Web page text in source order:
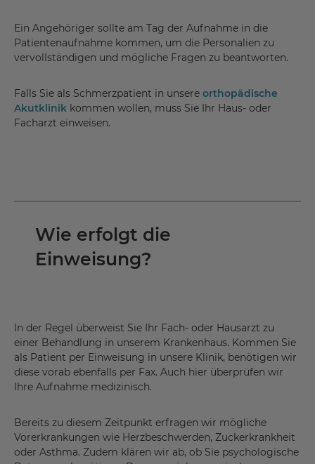
Ein Angehöriger sollte am Tag der Aufnahme in die
Patientenaufnahme kommen, um die Personalien zu
vervollständigen und mögliche Fragen zu beantworten.
Falls Sie als Schmerzpatient in unsere orthopädische
Akutklinik kommen wollen, muss Sie Ihr Haus- oder
Facharzt einweisen.
Wie erfolgt die
Einweisung?
In der Regel überweist Sie Ihr Fach- oder Hausarzt zu
einer Behandlung in unserem Krankenhaus. Kommen Sie
als Patient per Einweisung in unsere Klinik, benötigen wir
diese vorab ebenfalls per Fax. Auch hier überprüfen wir
Ihre Aufnahme medizinisch.
Bereits zu diesem Zeitpunkt erfragen wir mögliche
Vorerkrankungen wie Herzbeschwerden, Zuckerkrankheit
oder Asthma. Zudem klären wir ab, ob Sie psychologische